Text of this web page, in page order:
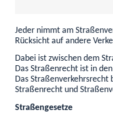
Jeder nimmt am
Rücksicht auf andere
Dabei ist zwischen dem
Das Straßenrecht ist in
Das Straßenverkehrsrecht
Straßenrecht und
Straßengesetze